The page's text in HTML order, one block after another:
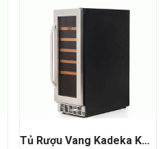
Tủ Rượu Vang Kadeka KA24WR 24 Chai